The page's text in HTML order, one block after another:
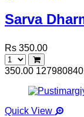
Sarva
Rs 350.00
350.00
Quick View